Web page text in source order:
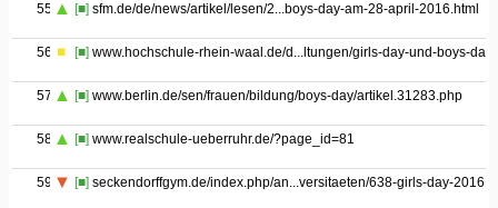
55 [■] sfm.de/de/news/artikel/lesen/2...boys-day-am-28-april-2016.html
56 [■] www.hochschule-rhein-waal.de/d...ltungen/girls-day-und-boys-day
57 [■] www.berlin.de/sen/frauen/bildung/boys-day/artikel.31283.php
58 [■] www.realschule-ueberruhr.de/?page_id=81
59 [■] seckendorffgym.de/index.php/an...versitaeten/638-girls-day-2016